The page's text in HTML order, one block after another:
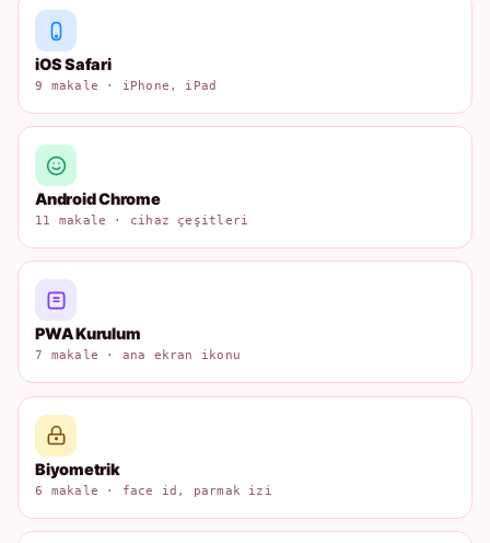
iOS Safari
9 makale · iPhone, iPad
Android Chrome
11 makale · cihaz çeşitleri
PWA Kurulum
7 makale · ana ekran ikonu
Biyometrik
6 makale · face id, parmak izi